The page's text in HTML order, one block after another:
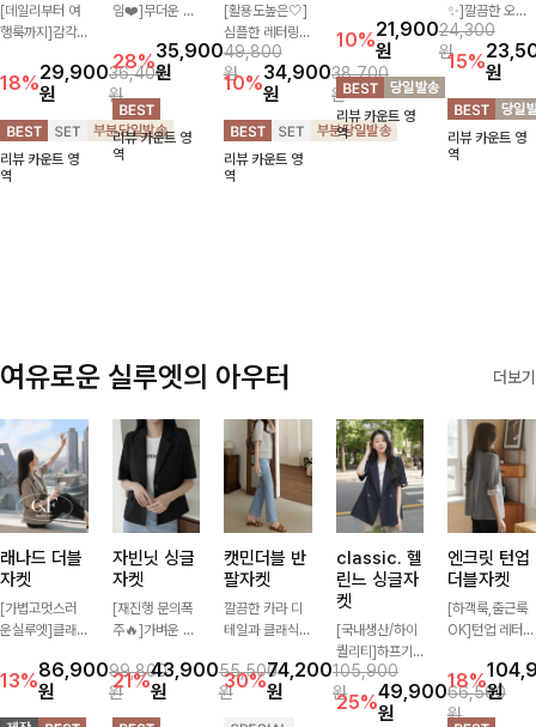
[데일리부터 여
행룩까지]감각
셔츠와 플레어
핏 반바지가 함
께 구성된 세트
아이템으로, 편
안하면서도 캐주
얼한 꾸안꾸룩을
18%29,900
원
36,400
원
리뷰 카운트 영
역
임❤️]무더운 여
낭만같은 티셔츠
소재감에서 주는
포인트와 금장으
로 고급스러움도
놓치지 말아요♥
28%35,900
원
49,800
원
리뷰 카운트 영
역
[활용도높은🤍]
심플한 레터링
포인트의 반팔
티셔츠와 여유롭
게 떨어지는 반
바지 조합으로
꾸안꾸 무드 제
대로 살려주는
트레이닝 세트
10%34,900
원
38,700
원
리뷰 카운트 영
역
럴한 플라워 프
린팅이 포인트가
되어 하나만으로
도 감성 있는 스
타일을 완성해드
리는 티셔츠-🌼
10%21,900
원
24,300
원
리뷰 카운트 영
역
✨]깔끔한 오픈
카라넥과 조화로
운 배색이 들어
간 스트라이프
패턴으로 단정하
고 캐주얼한 무
드를 선사하는
반팔 티셔츠에
15%원
리뷰 카운트 영
역
여유로운 실루엣의 아우터 더보기
래나드 더블
자켓
[가볍고멋스러
운실루엣]클래
하게 걸치기 좋
은 반팔 자켓-자
주 입게 될 깔끔
13%86,900
원
99,800
원
자빈닛 싱글
자켓
[재진행 문의폭
주🔥]가벼운 소
기만 해도 캐주
얼한 무드를 만
들어주며 반팔
21%43,900
원
55,500
원
캣민더블 반
팔자켓
깔끔한 카라 디
테일과 클래식한
인으로 세련된
무드를 완성한
30%74,200
원
105,900
원
classic. 헬
린느 싱글자
켓
[국내생산/하이
퀄리티]하프기
장의 부담스럽지
않은 기장으로
클래식이 주는
25%49,900
원
66,500
원
엔크릿 턴업
더블자켓
[하객룩,출근룩
OK]턴업 레터링
있게 완성된 썸
머 자켓, 더블버
튼 디자인으로
18%원